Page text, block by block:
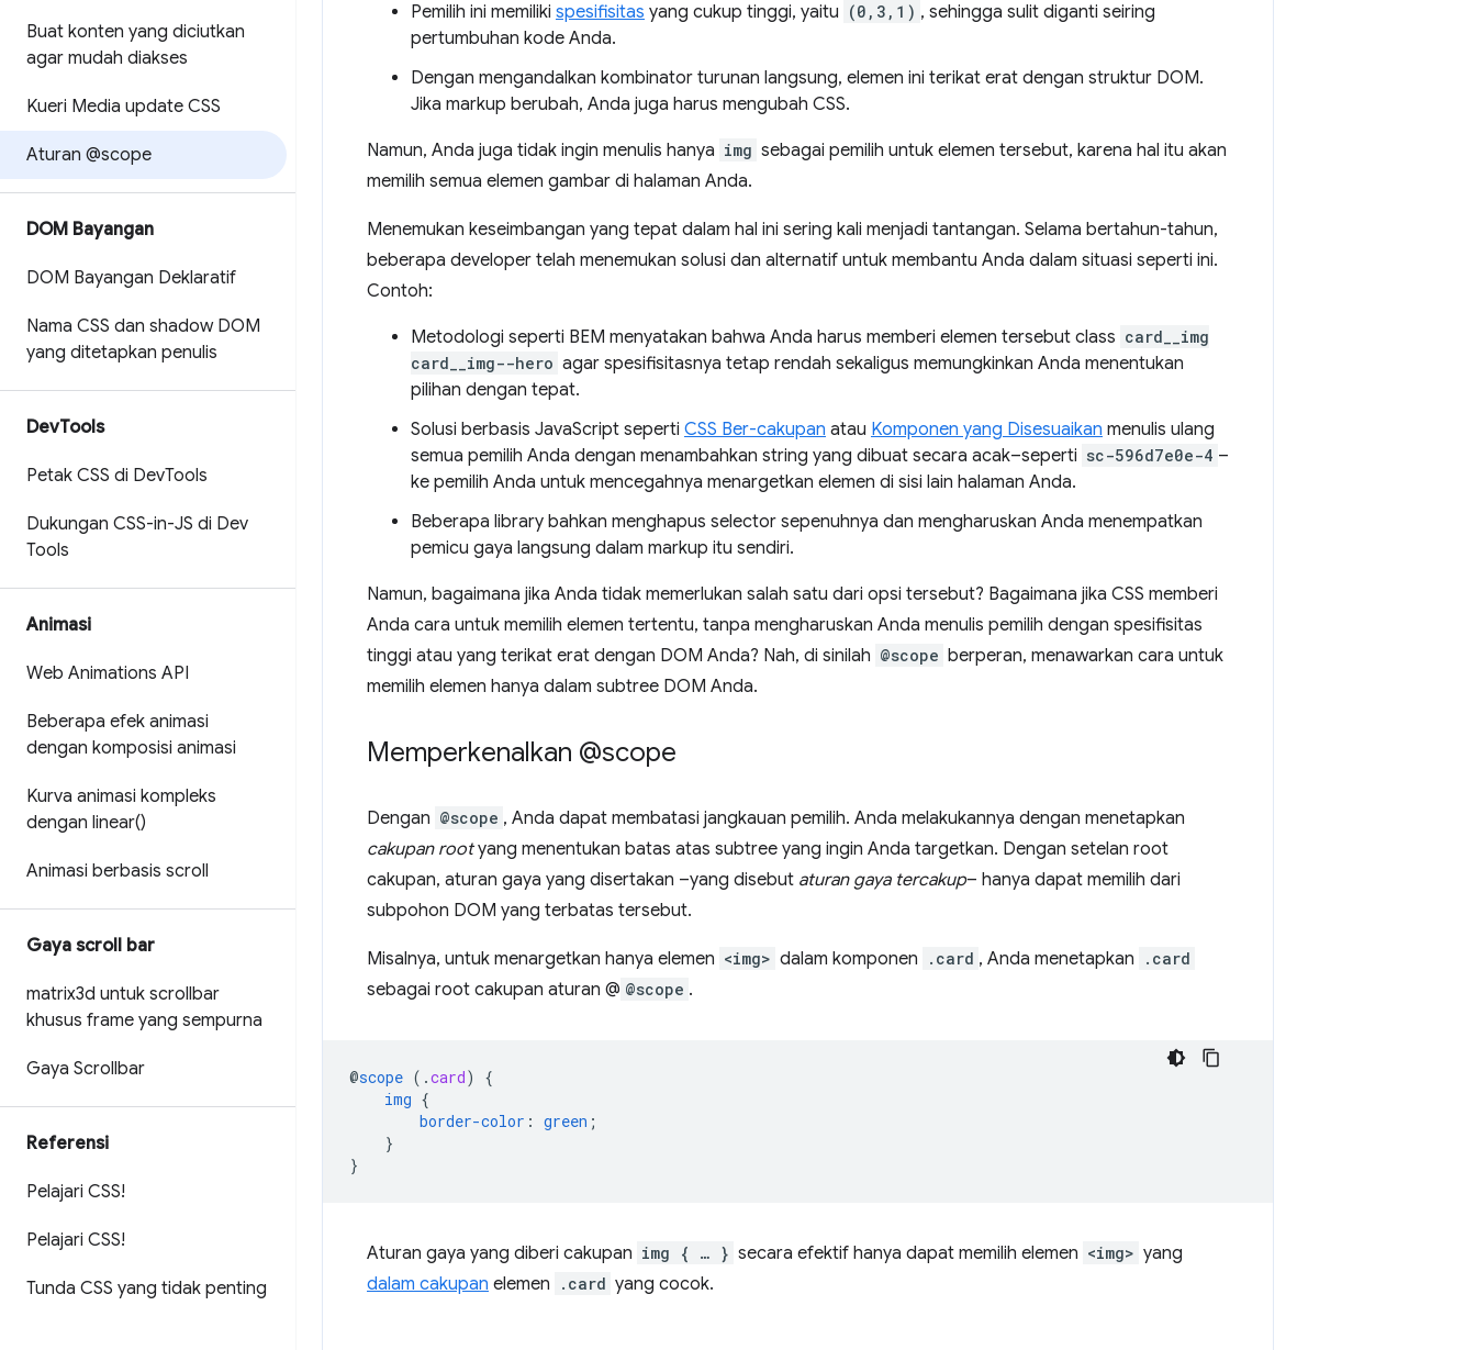
Buat konten yang diciutkan
agar mudah diakses
Kueri Media update CSS
Aturan @scope
DOM Bayangan
DOM Bayangan Deklaratif
Nama CSS dan shadow DOM
yang ditetapkan penulis
DevTools
Petak CSS di DevTools
Dukungan CSS-in-JS di Dev
Tools
Animasi
Web Animations API
Beberapa efek animasi
dengan komposisi animasi
Kurva animasi kompleks
dengan linear()
Animasi berbasis scroll
Gaya scroll bar
matrix3d untuk scrollbar
khusus frame yang sempurna
Gaya Scrollbar
Referensi
Pelajari CSS!
Pelajari CSS!
Tunda CSS yang tidak penting
Pemilih ini memiliki spesifisitas yang cukup tinggi, yaitu (0,3,1) , sehingga sulit diganti seiring
pertumbuhan kode Anda.
Dengan mengandalkan kombinator turunan langsung, elemen ini terikat erat dengan struktur DOM.
Jika markup berubah, Anda juga harus mengubah CSS.
Namun, Anda juga tidak ingin menulis hanya img sebagai pemilih untuk elemen tersebut, karena hal itu akan
memilih semua elemen gambar di halaman Anda.
Menemukan keseimbangan yang tepat dalam hal ini sering kali menjadi tantangan. Selama bertahun-tahun,
beberapa developer telah menemukan solusi dan alternatif untuk membantu Anda dalam situasi seperti ini.
Contoh:
Metodologi seperti BEM menyatakan bahwa Anda harus memberi elemen tersebut class card__img
card__img--hero agar spesifisitasnya tetap rendah sekaligus memungkinkan Anda menentukan
pilihan dengan tepat.
Solusi berbasis JavaScript seperti CSS Ber-cakupan atau Komponen yang Disesuaikan menulis ulang
semua pemilih Anda dengan menambahkan string yang dibuat secara acak–seperti sc-596d7e0e-4 –
ke pemilih Anda untuk mencegahnya menargetkan elemen di sisi lain halaman Anda.
Beberapa library bahkan menghapus selector sepenuhnya dan mengharuskan Anda menempatkan
pemicu gaya langsung dalam markup itu sendiri.
Namun, bagaimana jika Anda tidak memerlukan salah satu dari opsi tersebut? Bagaimana jika CSS memberi
Anda cara untuk memilih elemen tertentu, tanpa mengharuskan Anda menulis pemilih dengan spesifisitas
tinggi atau yang terikat erat dengan DOM Anda? Nah, di sinilah @scope berperan, menawarkan cara untuk
memilih elemen hanya dalam subtree DOM Anda.
Memperkenalkan @scope
Dengan @scope , Anda dapat membatasi jangkauan pemilih. Anda melakukannya dengan menetapkan
cakupan rootyang menentukan batas atas subtree yang ingin Anda targetkan. Dengan setelan root
cakupan, aturan gaya yang disertakan –yang disebut aturan gaya tercakup– hanya dapat memilih dari
subpohon DOM yang terbatas tersebut.
Misalnya, untuk menargetkan hanya elemen <img> dalam komponen .card , Anda menetapkan .card
sebagai root cakupan aturan @ @scope .
@scope ( .card)
{
img {
border-color : green ;
}
}
Aturan gaya yang diberi cakupan img { … } secara efektif hanya dapat memilih elemen <img> yang
dalam cakupan elemen .card yang cocok.